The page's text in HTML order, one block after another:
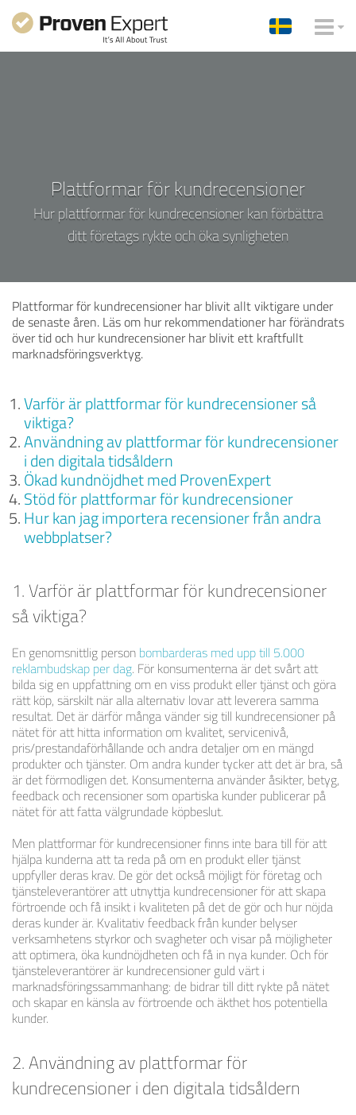
Plattformar för kundrecensioner
Hur plattformar för kundrecensioner kan förbättra
ditt företags rykte och öka synligheten
Plattformar för kundrecensioner har blivit allt viktigare under
de senaste åren. Läs om hur rekommendationer har förändrats
över tid och hur kundrecensioner har blivit ett kraftfullt
marknadsföringsverktyg.
Varför är plattformar för kundrecensioner så
viktiga?
Användning av plattformar för kundrecensioner
i den digitala tidsåldern
Ökad kundnöjdhet med ProvenExpert
Stöd för plattformar för kundrecensioner
Hur kan jag importera recensioner från andra
webbplatser?
1. Varför är plattformar för kundrecensioner
så viktiga?
En genomsnittlig person bombarderas med upp till 5.000
reklambudskap per dag. För konsumenterna är det svårt att
bilda sig en uppfattning om en viss produkt eller tjänst och göra
rätt köp, särskilt när alla alternativ lovar att leverera samma
resultat. Det är därför många vänder sig till kundrecensioner på
nätet för att hitta information om kvalitet, servicenivå,
pris/prestandaförhållande och andra detaljer om en mängd
produkter och tjänster. Om andra kunder tycker att det är bra, så
är det förmodligen det. Konsumenterna använder åsikter, betyg,
feedback och recensioner som opartiska kunder publicerar på
nätet för att fatta välgrundade köpbeslut.
Men plattformar för kundrecensioner finns inte bara till för att
hjälpa kunderna att ta reda på om en produkt eller tjänst
uppfyller deras krav. De gör det också möjligt för företag och
tjänsteleverantörer att utnyttja kundrecensioner för att skapa
förtroende och få insikt i kvaliteten på det de gör och hur nöjda
deras kunder är. Kvalitativ feedback från kunder belyser
verksamhetens styrkor och svagheter och visar på möjligheter
att optimera, öka kundnöjdheten och få in nya kunder. Och för
tjänsteleverantörer är kundrecensioner guld värt i
marknadsföringssammanhang: de bidrar till ditt rykte på nätet
och skapar en känsla av förtroende och äkthet hos potentiella
kunder.
2. Användning av plattformar för
kundrecensioner i den digitala tidsåldern